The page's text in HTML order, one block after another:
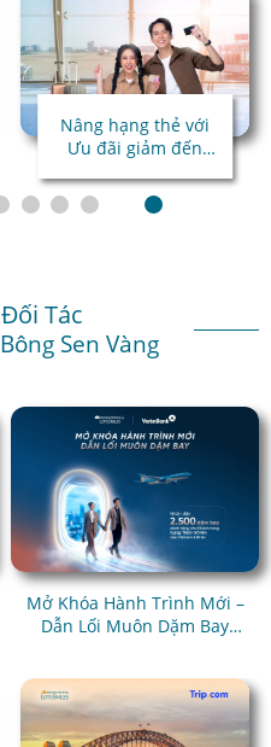
Nâng hạng thẻ với
Ưu đãi giảm đến
Tác
Sen Vàng
Mở Khóa Hành Trình Mới –
Dẫn Lối Muôn Dặm Bay